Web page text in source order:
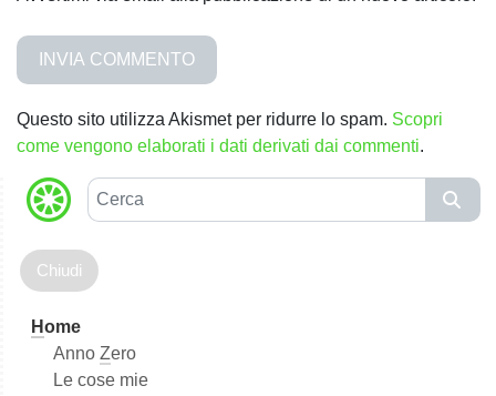
Questo sito utilizza Akismet per ridurre lo spam. Scopri
come vengono elaborati i dati derivati dai commenti.
C
e
c
Home
Anno Zero
Le cose mie